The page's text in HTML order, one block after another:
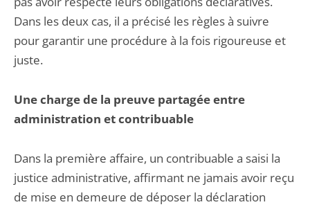
Dans les deux cas, il a précisé les règles à suivre
pour garantir une procédure à la fois rigoureuse et
juste.
Une charge de la preuve partagée entre
administration et contribuable
Dans la première affaire, un contribuable a saisi la
justice administrative, affirmant ne jamais avoir reçu
de mise en demeure de déposer la déclaration